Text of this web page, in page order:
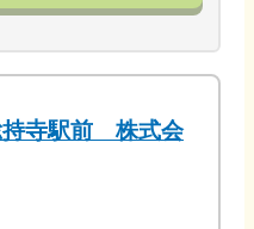
持寺駅前 株式会